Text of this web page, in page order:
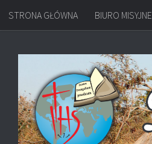
Przejdź do treści
STRONA GŁÓWNA BIURO MISYJNE